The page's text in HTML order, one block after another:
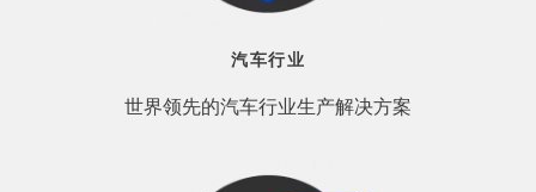
汽车行业
世界领先的汽车行业生产解决方案